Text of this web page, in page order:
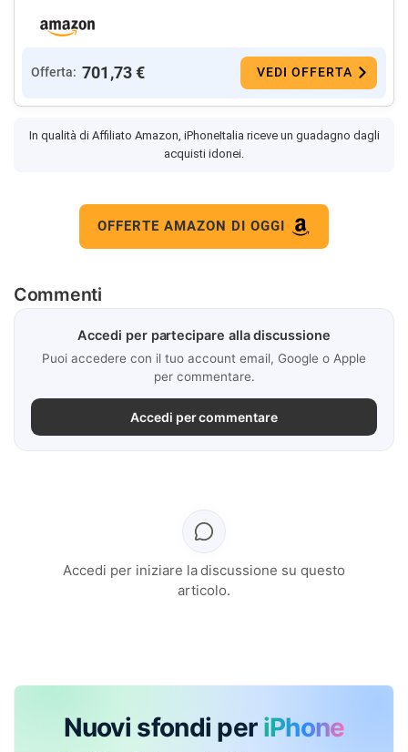
Offerta: 701,73 € VEDI OFFERTA
In qualità di Affiliato Amazon, iPhoneItalia riceve un guadagno dagli
acquisti idonei.
OFFERTE AMAZON DI OGGI
Commenti
Accedi per partecipare alla discussione
Puoi accedere con il tuo account email, Google o Apple
per commentare.
Accedi per commentare
Accedi per iniziare la discussione su questo
articolo.
Nuovi sfondi per iPhone